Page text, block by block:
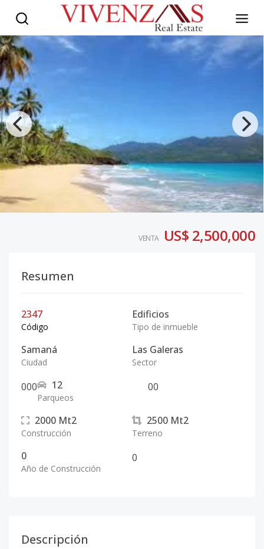
VENTA US$ 2,500,000
Resumen
2347
Código
Edificios
Tipo de inmueble
Samaná
Ciudad
Las Galeras
Sector
000 12
Parqueos
00
2000 Mt2
Construcción
2500 Mt2
Terreno
0
Año de Construcción
0
Descripción